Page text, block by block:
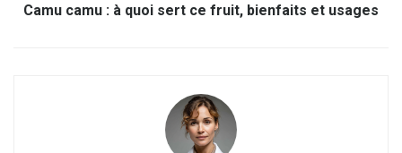
Camu camu : à quoi sert ce fruit, bienfaits et usages